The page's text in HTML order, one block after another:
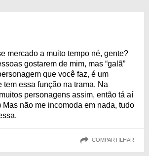
mercado a muito tempo né, gente?
gostarem de mim, mas “galã”
que você faz, é um
tem essa função na trama. Na
personagens assim, então tá aí
Mas não me incomoda em nada, tudo
COMPARTILHAR